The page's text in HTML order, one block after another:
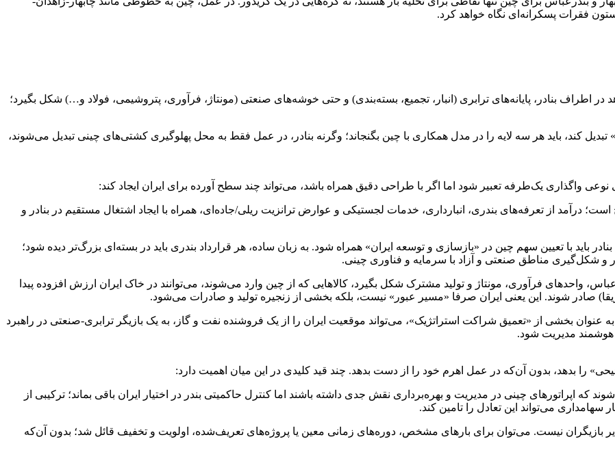
فقرات پسکرانه‌ای نگاه خواهد کرد.
اطراف بنادر، پایانه‌های ترابری (انبار، تجمیع، بسته‌بندی) و حتی خوشه‌های صنعتی (مونتاژ، فرآوری، پتروشیمی، فولاد و…) شکل بگیرد؛
تبدیل کند، باید هر سه لایه را در مدل همکاری با چین بگنجاند؛ وگرنه بنادر، در عمل فقط به محل پهلوگیری کشتی‌های چینی تبدیل می‌شوند،
واگذاری یک‌طرفه تعبیر شود اما اگر با طراحی دقیق همراه باشد، می‌تواند چند سطح آورده برای ایران ایجاد کند:
درآمد از تعرفه‌های بندری، انبارداری، خدمات لجستیکی و عوارض ترانزیت ریلی/جاده‌ای، همراه با ایجاد اشتغال مستقیم در بنادر و
باید با تعیین سهم چین در «بازسازی و توسعه ایران» همراه شود. به زبان ساده، هر قرارداد بندری باید در بسته‌ای بزرگ‌تر دیده شود؛
صنعتی و آزاد با سرمایه و فناوری چینی.
واحدهای فرآوری، مونتاژ و تولید مشترک شکل بگیرد، کالاهایی که از چین وارد می‌شوند، می‌توانند در خاک ایران ارزش افزوده پیدا
صادر شوند. این یعنی ایران صرفا «مسیر عبور» نیست، بلکه بخشی از زنجیره تولید و صادرات می‌شود.
عنوان بخشی از «تعمیق شراکت استراتژیک»، می‌تواند موقعیت ایران را از یک فروشنده نفت و گاز، به یک بازیگر ترابری-صنعتی در راهبرد
هوشمند مدیریت شود.
را بدهد، بدون آن‌که در عمل اهرم خود را از دست بدهد. چند قید کلیدی در این میان اهمیت دارد:
اپراتورهای چینی در مدیریت و بهره‌برداری نقش جدی داشته باشند اما کنترل حاکمیتی بندر در اختیار ایران باقی بماند؛ ترکیبی از
می‌تواند این تعادل را تامین کند.
نیست. می‌توان برای بارهای مشخص، دوره‌های زمانی معین یا پروژه‌های تعریف‌شده، اولویت و تخفیف قائل شد؛ بدون آن‌که